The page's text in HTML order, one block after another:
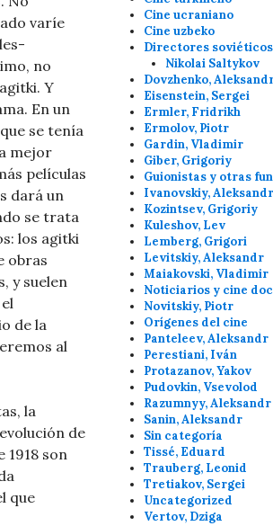
varíe
no
Y
En un
se tenía
mejor
películas
dará un
se trata
los agitki
obras
y suelen
de la
al
la
de
1918 son
que
Cine ucraniano
Cine uzbeko
Directores soviéticos
Nikolai Saltykov
Dovzhenko,
Eisenstein, Sergei
Ermler, Fridrikh
Ermolov, Piotr
Gardin, Vladimir
Giber, Grigoriy
Guionistas y otras
Ivanovskiy, Aleksandr
Kozintsev, Grigoriy
Kuleshov, Lev
Lemberg, Grigori
Levitskiy, Aleksandr
Maiakovski, Vladimir
Noticiarios y cine
Novitskiy, Piotr
Orígenes del cine
Panteleev, Aleksandr
Perestiani, Iván
Protazanov, Yakov
Pudovkin, Vsevolod
Razumnyy, Aleksandr
Sanin, Aleksandr
Sin categoría
Tissé, Eduard
Trauberg, Leonid
Tretiakov, Sergei
Uncategorized
Vertov, Dziga